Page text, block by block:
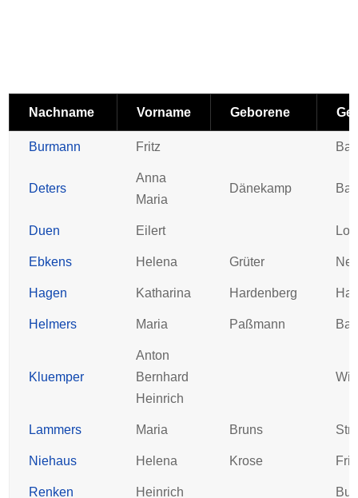
Nachname Vorname Geborene
Burmann Fritz
Deters
Anna
Maria
Dänekamp
Duen Eilert
Ebkens Helena Grüter
Hagen Katharina Hardenberg
Helmers Maria Paßmann
Kluemper
Anton
Bernhard
Heinrich
Lammers Maria Bruns
Niehaus Helena Krose
Renken Heinrich